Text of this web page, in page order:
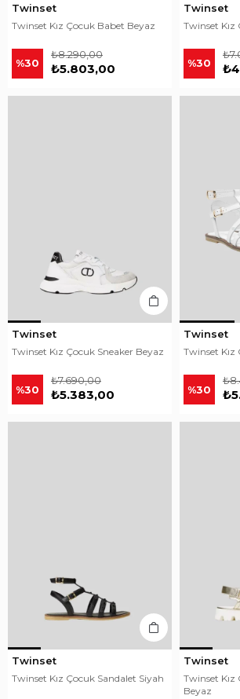
Twinset
Twinset Kız Çocuk Babet Beyaz
%30 ₺5.803,00
₺8.290,00
Twinset
Twinset Kız
%30
Twinset
Twinset Kız Çocuk Sneaker Beyaz
%30 ₺5.383,00
₺7.690,00
Twinset
Twinset Kız
%30
Twinset
Twinset Kız Çocuk Sandalet Siyah
Twinset
Twinset Kız
Beyaz